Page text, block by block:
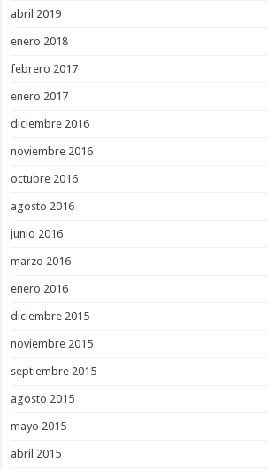
abril 2019
enero 2018
febrero 2017
enero 2017
diciembre 2016
noviembre 2016
octubre 2016
agosto 2016
junio 2016
marzo 2016
enero 2016
diciembre 2015
noviembre 2015
septiembre 2015
agosto 2015
mayo 2015
abril 2015